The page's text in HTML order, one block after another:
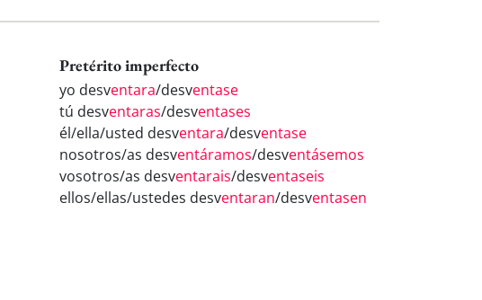
Pretérito imperfecto
yo desventara/desventase
tú desventaras/desventases
él/ella/usted desventara/desventase
nosotros/as desventáramos/desventásemos
vosotros/as desventarais/desventaseis
ellos/ellas/ustedes desventaran/desventasen